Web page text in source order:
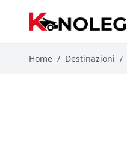
Home / Destinazioni /